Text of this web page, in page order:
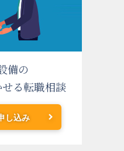
備の
る転職相談
し込み